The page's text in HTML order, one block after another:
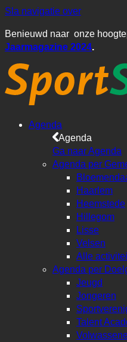
Sla navigatie over
Benieuwd naar onze
Jaarmagazine 2024.
Agenda
Agenda
Ga naar Agenda
Agenda per
Haarlem
Heemstede
Hillegom
Lisse
Velsen
Alle
Agenda per
Jeugd
Jongeren
Talent